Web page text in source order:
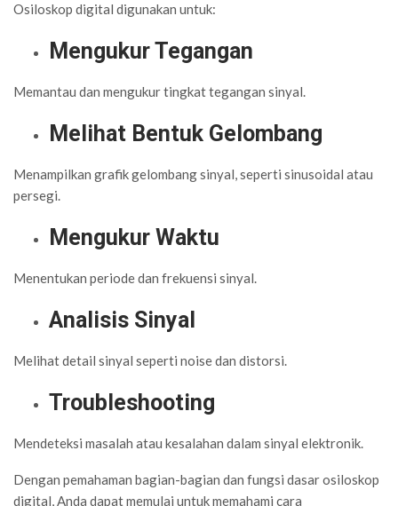
Osiloskop digital digunakan untuk:
Mengukur Tegangan
Memantau dan mengukur tingkat tegangan sinyal.
Melihat Bentuk Gelombang
Menampilkan grafik gelombang sinyal, seperti sinusoidal atau
persegi.
Mengukur Waktu
Menentukan periode dan frekuensi sinyal.
Analisis Sinyal
Melihat detail sinyal seperti noise dan distorsi.
Troubleshooting
Mendeteksi masalah atau kesalahan dalam sinyal elektronik.
Dengan pemahaman bagian-bagian dan fungsi dasar osiloskop
digital, Anda dapat memulai untuk memahami cara